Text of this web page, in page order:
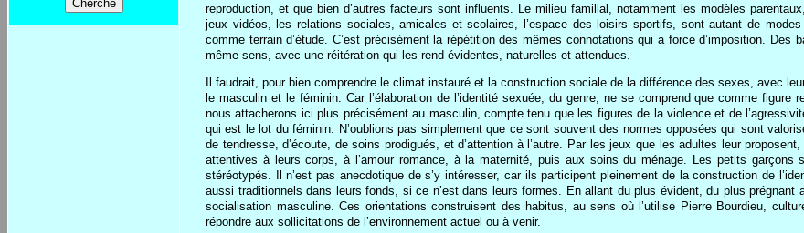
reproduction, et que bien d’autres facteurs sont influents. Le milieu familial, notamment les modèles
jeux vidéos, les relations sociales, amicales et scolaires, l’espace des loisirs sportifs, sont autant de
comme terrain d’étude. C’est précisément la répétition des mêmes connotations qui a force d’imposition.
même sens, avec une réitération qui les rend évidentes, naturelles et attendues.
Il faudrait, pour bien comprendre le climat instauré et la construction sociale de la différence des sexes, avec
le masculin et le féminin. Car l’élaboration de l’identité sexuée, du genre, ne se comprend que comme
nous attacherons ici plus précisément au masculin, compte tenu que les figures de la violence et de
qui est le lot du féminin. N’oublions pas simplement que ce sont souvent des normes opposées qui sont
de tendresse, d’écoute, de soins prodigués, et d’attention à l’autre. Par les jeux que les adultes leur
attentives à leurs corps, à l’amour romance, à la maternité, puis aux soins du ménage. Les petits
stéréotypés. Il n’est pas anecdotique de s’y intéresser, car ils participent pleinement de la construction de
aussi traditionnels dans leurs fonds, si ce n’est dans leurs formes. En allant du plus évident, du plus
socialisation masculine. Ces orientations construisent des habitus, au sens où l’utilise Pierre Bourdieu,
répondre aux sollicitations de l’environnement actuel ou à venir.